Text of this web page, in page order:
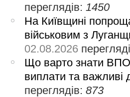
переглядів: 1450
На Київщині
військовим з
02.08.2026
Що варто знати ВПО
виплати та важливі
переглядів:873